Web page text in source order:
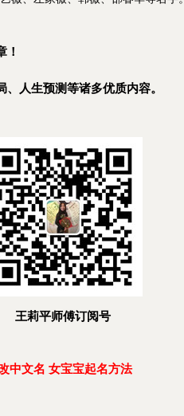
！
人生预测等诸多优质内容。
王莉平师傅订阅号
中文名 女宝宝起名方法